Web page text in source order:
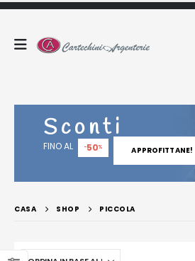
Sconti
FINO AL -50% APPROFITTANE!
CASA SHOP PICCOLA